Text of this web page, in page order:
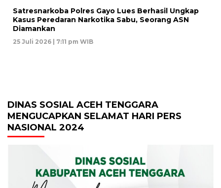
Satresnarkoba Polres Gayo Lues Berhasil Ungkap
Kasus Peredaran Narkotika Sabu, Seorang ASN
Diamankan
25 Juli 2026 | 7:11 pm WIB
DINAS SOSIAL ACEH TENGGARA
MENGUCAPKAN SELAMAT HARI PERS
NASIONAL 2024